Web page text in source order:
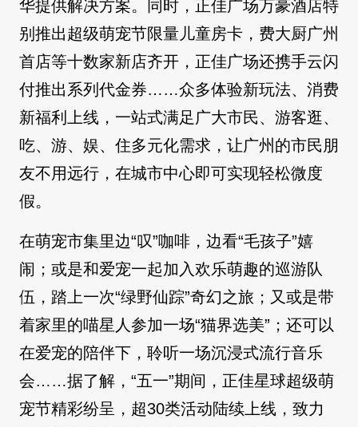
华提供解决方案。同时，正佳广场万豪酒店特
别推出超级萌宠节限量儿童房卡，费大厨广州
首店等十数家新店齐开，正佳广场还携手云闪
付推出系列代金券……众多体验新玩法、消费
新福利上线，一站式满足广大市民、游客逛、
吃、游、娱、住多元化需求，让广州的市民朋
友不用远行，在城市中心即可实现轻松微度
假。
在萌宠市集里边“叹”咖啡，边看“毛孩子”嬉
闹；或是和爱宠一起加入欢乐萌趣的巡游队
伍，踏上一次“绿野仙踪”奇幻之旅；又或是带
着家里的喵星人参加一场“猫界选美”；还可以
在爱宠的陪伴下，聆听一场沉浸式流行音乐
会……据了解，“五一”期间，正佳星球超级萌
宠节精彩纷呈，超30类活动陆续上线，致力